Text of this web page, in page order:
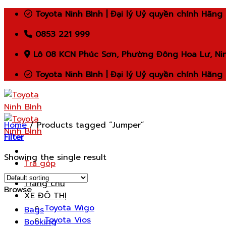
Skip
content
Toyota Ninh Bình | Đại lý Uỷ quyền chính Hãng
0853 221 999
Lô 08 KCN Phúc Sơn, Phường Đông Hoa Lư,
Toyota Ninh Bình | Đại lý Uỷ quyền chính Hãng
Trả góp
Trang chủ
XE ĐÔ THỊ
Toyota Wigo
Toyota Vios
Home /Products tagged “Jumper”
Filter
Showing the single result
Browse
Bags
Booking